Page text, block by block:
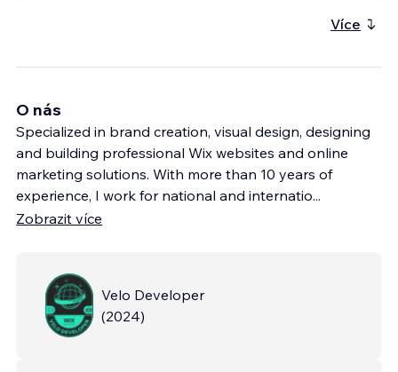
Více
O nás
Specialized in brand creation, visual design, designing
and building professional Wix websites and online
marketing solutions. With more than 10 years of
experience, I work for national and internatio...
Zobrazit více
Velo Developer
(2024)